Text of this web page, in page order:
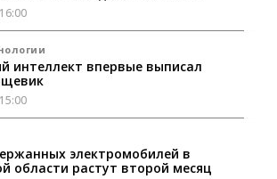
интеллект впервые выписал
электромобилей в
области растут второй месяц